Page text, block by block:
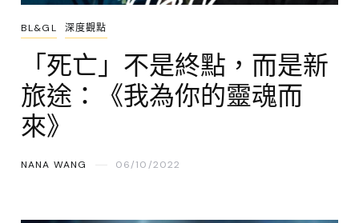
BL&GL 深度觀點
「死亡」不是終點，而是新
旅途：《我為你的靈魂而
來》
NANA WANG 06/10/2022